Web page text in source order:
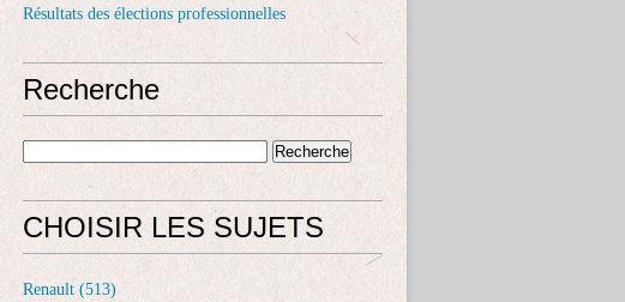
Résultats des élections professionnelles
Recherche
CHOISIR LES SUJETS
Renault (513)